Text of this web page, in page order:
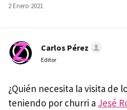
2 Enero 2021
Carlos Pérez
Editor
¿Quién necesita la visita de
teniendo por churri a Jesé